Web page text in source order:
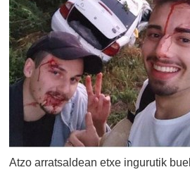
Atzo arratsaldean etxe ingurutik